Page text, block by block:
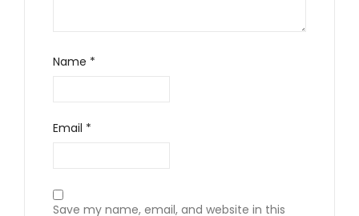
Name *
Email *
Save my name, email, and website in this